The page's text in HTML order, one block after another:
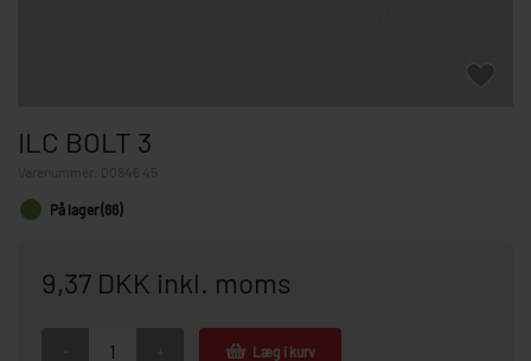
ILC BOLT 3
På lager (66)
9,37 DKK inkl. moms
Læg i kurv